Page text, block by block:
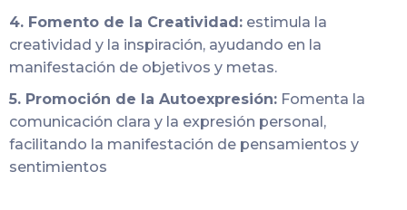
4. Fomento de la Creatividad: estimula la
creatividad y la inspiración, ayudando en la
manifestación de objetivos y metas.
5. Promoción de la Autoexpresión: Fomenta la
comunicación clara y la expresión personal,
facilitando la manifestación de pensamientos y
sentimientos